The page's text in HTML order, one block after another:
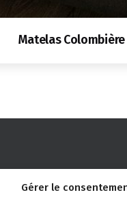
Gérer le
Matelas Colombière
Suivez-nous !